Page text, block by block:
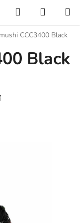
Hledat
KOŠÍK
CCC3400 Black
Black